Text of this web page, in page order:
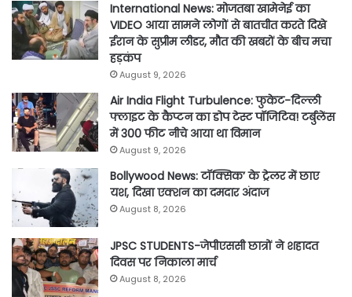
International News: मोजतबा खामेनेई का
VIDEO आया सामने लोगों से बातचीत करते दिखे
ईरान के सुप्रीम लीडर, मौत की खबरों के बीच मचा
हड़कंप
August 9, 2026
Air India Flight Turbulence: फुकेट-दिल्ली
फ्लाइट के कैप्टन का डोप टेस्ट पॉजिटिव! टर्बुलेंस
में 300 फीट नीचे आया था विमान
August 9, 2026
Bollywood News: टॉक्सिक’ के ट्रेलर में छाए
यश, दिखा एक्शन का दमदार अंदाज
August 8, 2026
JPSC STUDENTS-जेपीएससी छात्रों ने शहादत
दिवस पर निकाला मार्च
August 8, 2026